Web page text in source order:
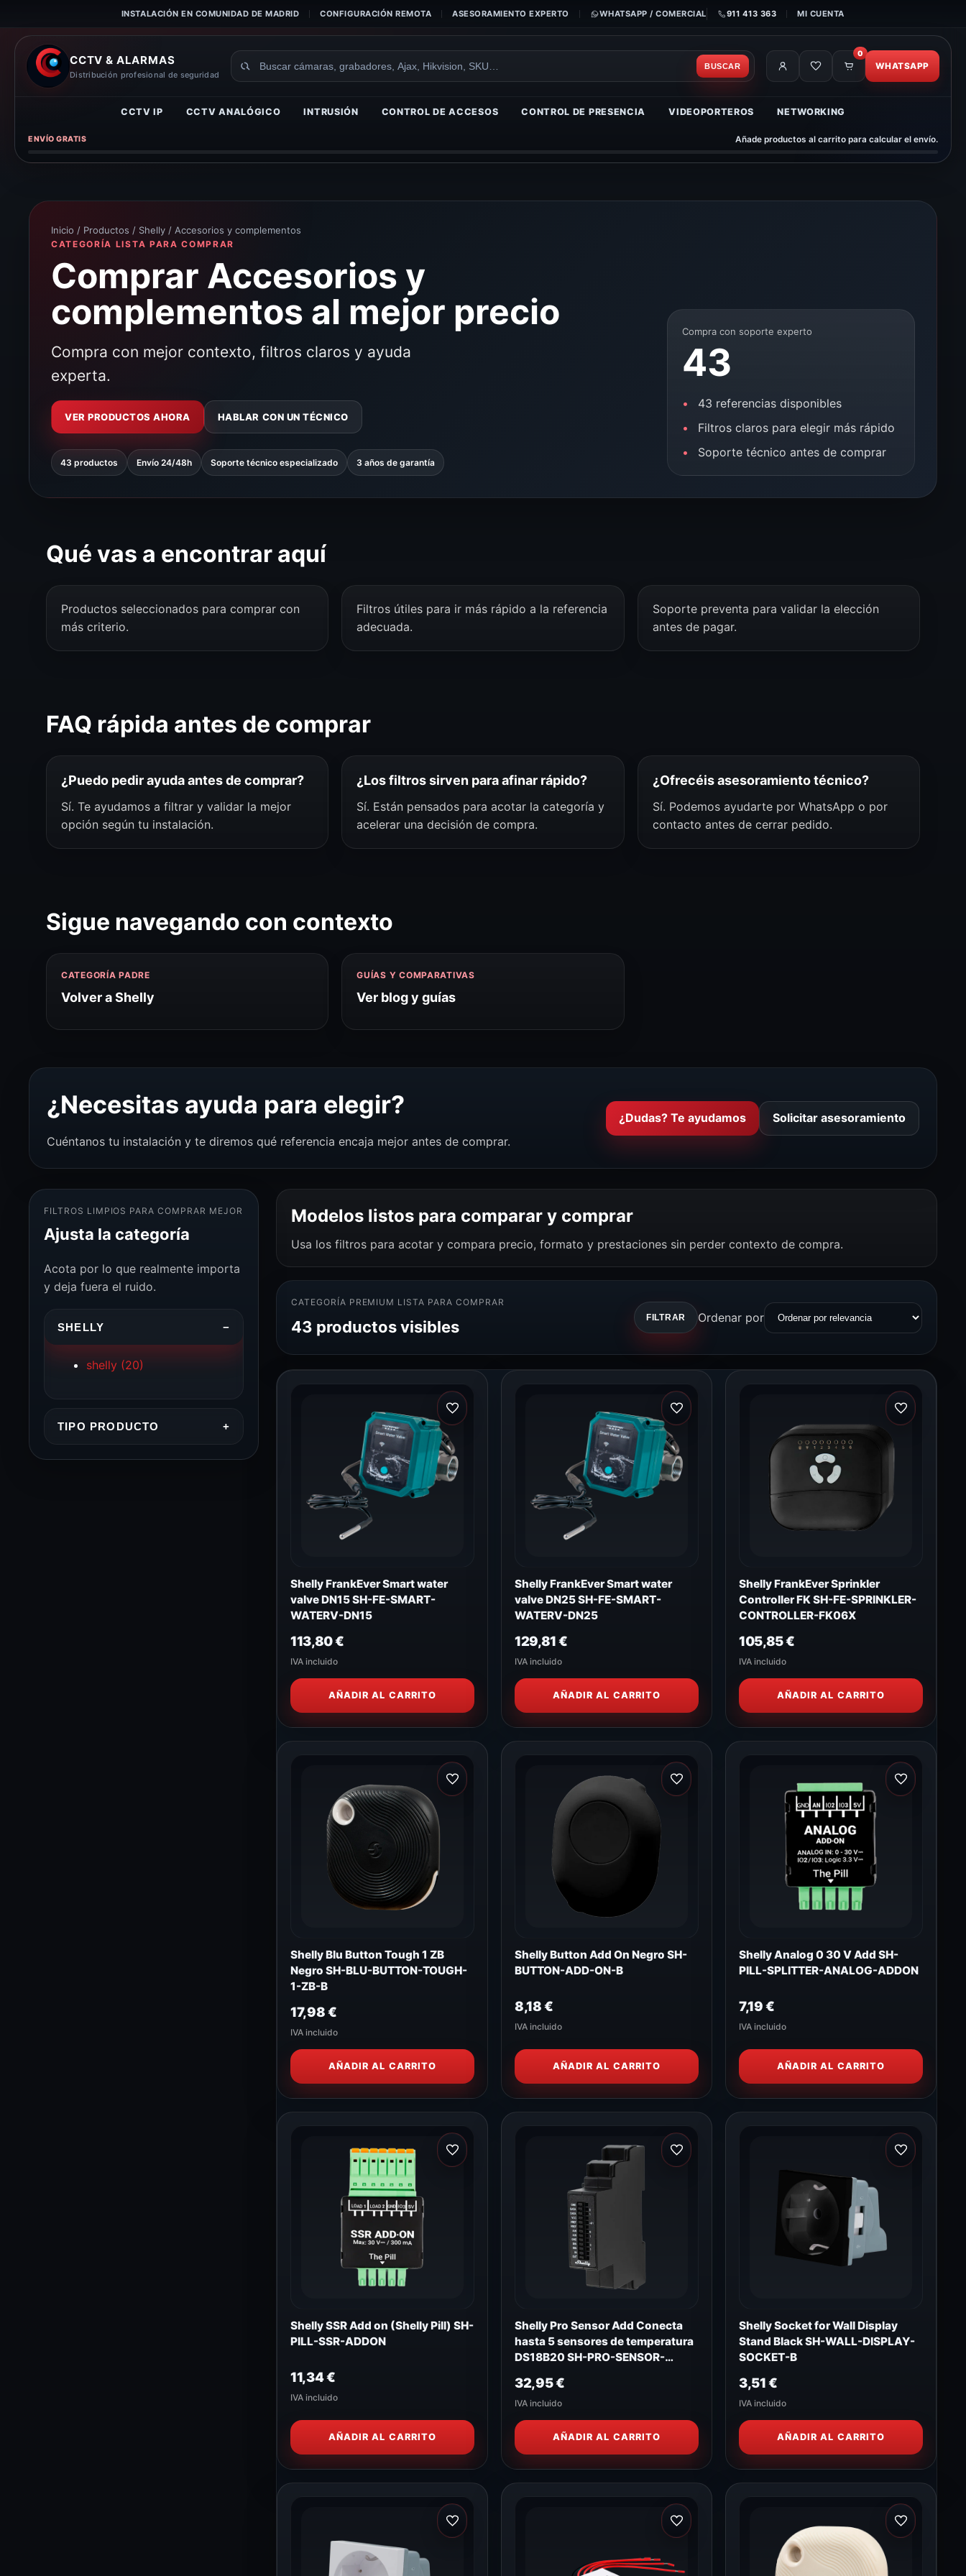
INSTALACIÓN EN COMUNIDAD DE MADRID CONFIGURACIÓN REMOTA ASESORAMIENTO EXPERTO WHATSAPP / COMERCIAL 911 413 363 MI CUENTA
CCTV & ALARMAS
Distribución profesional de seguridad
Buscar
BUSCAR
0
WHATSAPP
CCTV IP CCTV ANALÓGICO INTRUSIÓN CONTROL DE ACCESOS CONTROL DE PRESENCIA VIDEOPORTEROS NETWORKING
ENVÍO GRATIS Añade productos al carrito para calcular el envío.
Inicio / Productos / Shelly / Accesorios y complementos
CATEGORÍA LISTA PARA COMPRAR
Comprar Accesorios y
complementos al mejor precio
Compra con mejor contexto, filtros claros y ayuda
experta.
VER PRODUCTOS AHORA HABLAR CON UN TÉCNICO
43 productos Envío 24/48h Soporte técnico especializado 3 años de garantía
Compra con soporte experto
43
43 referencias disponibles
Filtros claros para elegir más rápido
Soporte técnico antes de comprar
Qué vas a encontrar aquí
Productos seleccionados para comprar con
más criterio.
Filtros útiles para ir más rápido a la referencia
adecuada.
Soporte preventa para validar la elección
antes de pagar.
FAQ rápida antes de comprar
¿Puedo pedir ayuda antes de comprar?
Sí. Te ayudamos a filtrar y validar la mejor
opción según tu instalación.
¿Los filtros sirven para afinar rápido?
Sí. Están pensados para acotar la categoría y
acelerar una decisión de compra.
¿Ofrecéis asesoramiento técnico?
Sí. Podemos ayudarte por WhatsApp o por
contacto antes de cerrar pedido.
Sigue navegando con contexto
CATEGORÍA PADRE
Volver a Shelly
GUÍAS Y COMPARATIVAS
Ver blog y guías
¿Necesitas ayuda para elegir?
Cuéntanos tu instalación y te diremos qué referencia encaja mejor antes de comprar.
¿Dudas? Te ayudamos Solicitar asesoramiento
FILTROS LIMPIOS PARA COMPRAR MEJOR
Ajusta la categoría
Acota por lo que realmente importa
y deja fuera el ruido.
SHELLY −
shelly (20)
TIPO PRODUCTO +
Modelos listos para comparar y comprar
Usa los filtros para acotar y compara precio, formato y prestaciones sin perder contexto de compra.
CATEGORÍA PREMIUM LISTA PARA COMPRAR
43 productos visibles FILTRAR Ordenar por
Shelly FrankEver Smart water
valve DN15 SH-FE-SMART-
WATERV-DN15
113,80€
IVA incluido
AÑADIR AL CARRITO
Shelly FrankEver Smart water
valve DN25 SH-FE-SMART-
WATERV-DN25
129,81€
IVA incluido
AÑADIR AL CARRITO
Shelly FrankEver Sprinkler
Controller FK SH-FE-SPRINKLER-
CONTROLLER-FK06X
105,85€
IVA incluido
AÑADIR AL CARRITO
Shelly Blu Button Tough 1 ZB
Negro SH-BLU-BUTTON-TOUGH-
1-ZB-B
17,98€
IVA incluido
AÑADIR AL CARRITO
Shelly Button Add On Negro SH-
BUTTON-ADD-ON-B
8,18€
IVA incluido
AÑADIR AL CARRITO
Shelly Analog 0 30 V Add SH-
PILL-SPLITTER-ANALOG-ADDON
7,19€
IVA incluido
AÑADIR AL CARRITO
Shelly SSR Add on (Shelly Pill) SH-
PILL-SSR-ADDON
11,34€
IVA incluido
AÑADIR AL CARRITO
Shelly Pro Sensor Add Conecta
hasta 5 sensores de temperatura
DS18B20 SH-PRO-SENSOR-
32,95€
IVA incluido
AÑADIR AL CARRITO
Shelly Socket for Wall Display
Stand Black SH-WALL-DISPLAY-
SOCKET-B
3,51€
IVA incluido
AÑADIR AL CARRITO